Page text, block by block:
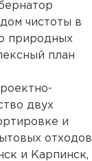
чистоты в
природных
план
двух
и
отходов
и Карпинск,